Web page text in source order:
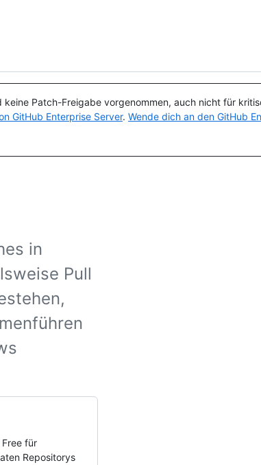
keine Patch-Freigabe vorgenommen, auch nicht für
GitHub Enterprise Server. Wende dich an den GitHub
in
Pull
für
Repositorys